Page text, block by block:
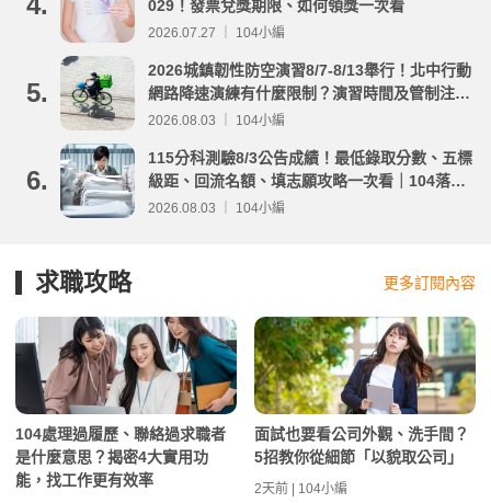
029！發票兌獎期限、如何領獎一次看
2026.07.27 ｜ 104小編
5.
2026城鎮韌性防空演習8/7-8/13舉行！北中行動
網路降速演練有什麼限制？演習時間及管制注意
事項整理
2026.08.03 ｜ 104小編
6.
115分科測驗8/3公告成績！最低錄取分數、五標
級距、回流名額、填志願攻略一次看｜104落點
分析
2026.08.03 ｜ 104小編
求職攻略 更多訂閱內容
104處理過履歷、聯絡過求職者
是什麼意思？揭密4大實用功
能，找工作更有效率
面試也要看公司外觀、洗手間？
5招教你從細節「以貌取公司」
2天前 | 104小編